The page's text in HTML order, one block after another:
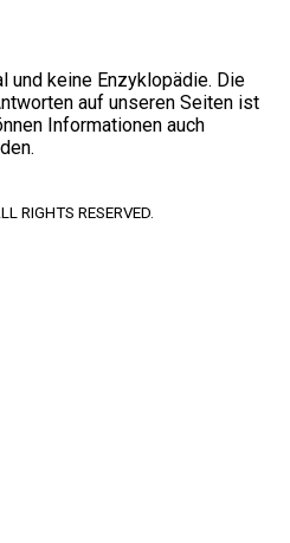
und keine Enzyklopädie. Die
auf unseren Seiten ist
Informationen auch
RIGHTS RESERVED.